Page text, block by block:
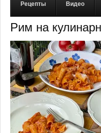
Рецепты Видео
Рим на